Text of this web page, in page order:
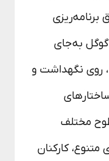
برنامه‌ریزی
به‌جای
روی نگهداشت و
مختلف
کارکنان